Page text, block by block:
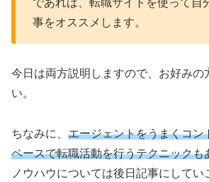
事をオススメします。
今日は両方説明しますので、お好みの
い。
ちなみに、 エージェントをうまくコン
ペースで転職活動を行うテクニックも
ノウハウについては後日記事にしてい